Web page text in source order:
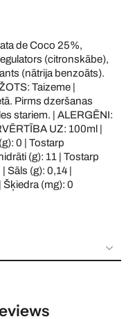
de Coco 25%,
(citronskābe),
(nātrija benzoāts).
Taizeme |
Pirms dzeršanas
stariem. | ALERGĒNI:
UZ: 100ml |
0 | Tostarp
(g): 11 | Tostarp
Sāls (g): 0,14 |
Šķiedra (mg): 0